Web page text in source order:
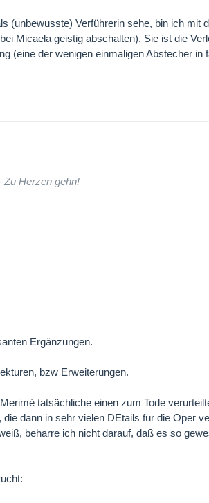
(unbewusste) Verführerin sehe, bin ich mit
Micaela geistig abschalten). Sie ist die
(eine der wenigen einmaligen Abstecher
Zu Herzen gehn!
Ergänzungen.
bzw Erweiterungen.
tatsächliche einen zum Tode
dann in sehr vielen DEtails für die Oper
beharre ich nicht darauf, daß es so